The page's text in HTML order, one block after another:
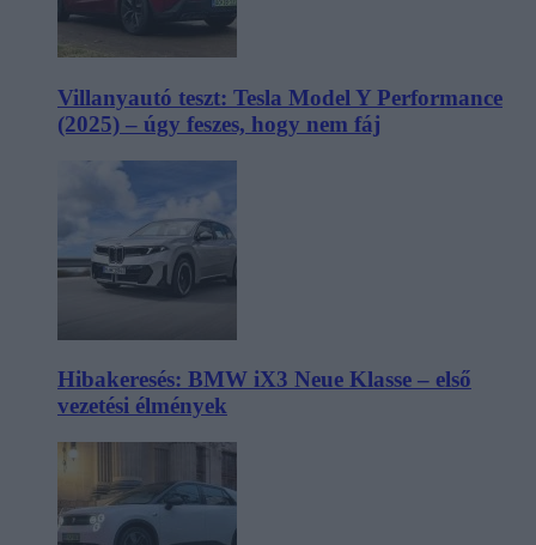
Villanyautó teszt: Tesla Model Y Performance
(2025) – úgy feszes, hogy nem fáj
Hibakeresés: BMW iX3 Neue Klasse – első
vezetési élmények